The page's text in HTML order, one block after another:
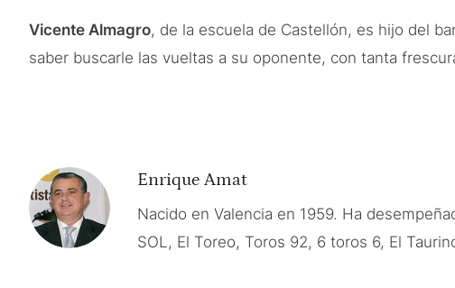
Vicente Almagro, de la escuela de Castellón, es hijo del
saber buscarle las vueltas a su oponente, con tanta
Enrique Amat
Nacido en Valencia en 1959. Ha
SOL, El Toreo, Toros 92, 6 toros 6, El